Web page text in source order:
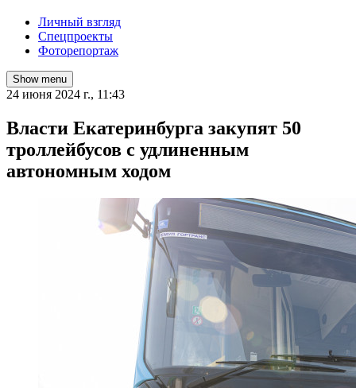
Личный взгляд
Спецпроекты
Фоторепортаж
Show menu
24 июня 2024 г., 11:43
Власти Екатеринбурга закупят 50
троллейбусов с удлиненным
автономным ходом